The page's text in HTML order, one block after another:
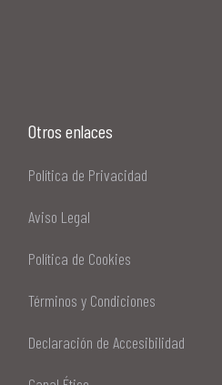
Otros enlaces
Política de Privacidad
Aviso Legal
Política de Cookies
Términos y Condiciones
Declaración de Accesibilidad